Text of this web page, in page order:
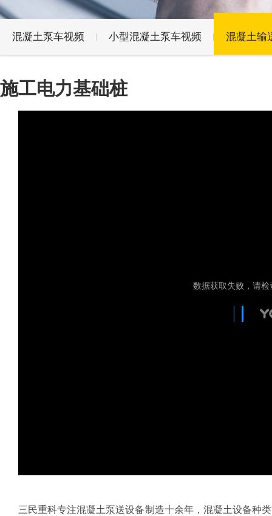
混凝土泵车视频 小型混凝土泵车视频 混凝土输
施工电力基础桩
三民重科专注混凝土泵送设备制造十余年，混凝土设备种